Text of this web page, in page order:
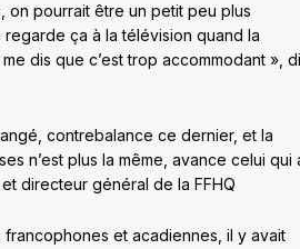
on pourrait être un petit peu plus
ça à la télévision quand la
dis que c’est trop accommodant »,
contrebalance ce dernier, et la
n’est plus la même, avance celui qui
directeur général de la FFHQ
francophones et acadiennes, il y avait